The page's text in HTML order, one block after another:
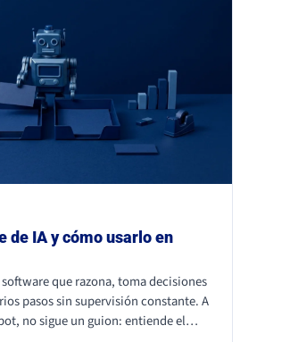
sale caro.
de IA y cómo usarlo en
software que razona, toma decisiones
pasos sin supervisión constante. A
no sigue un guion: entiende el